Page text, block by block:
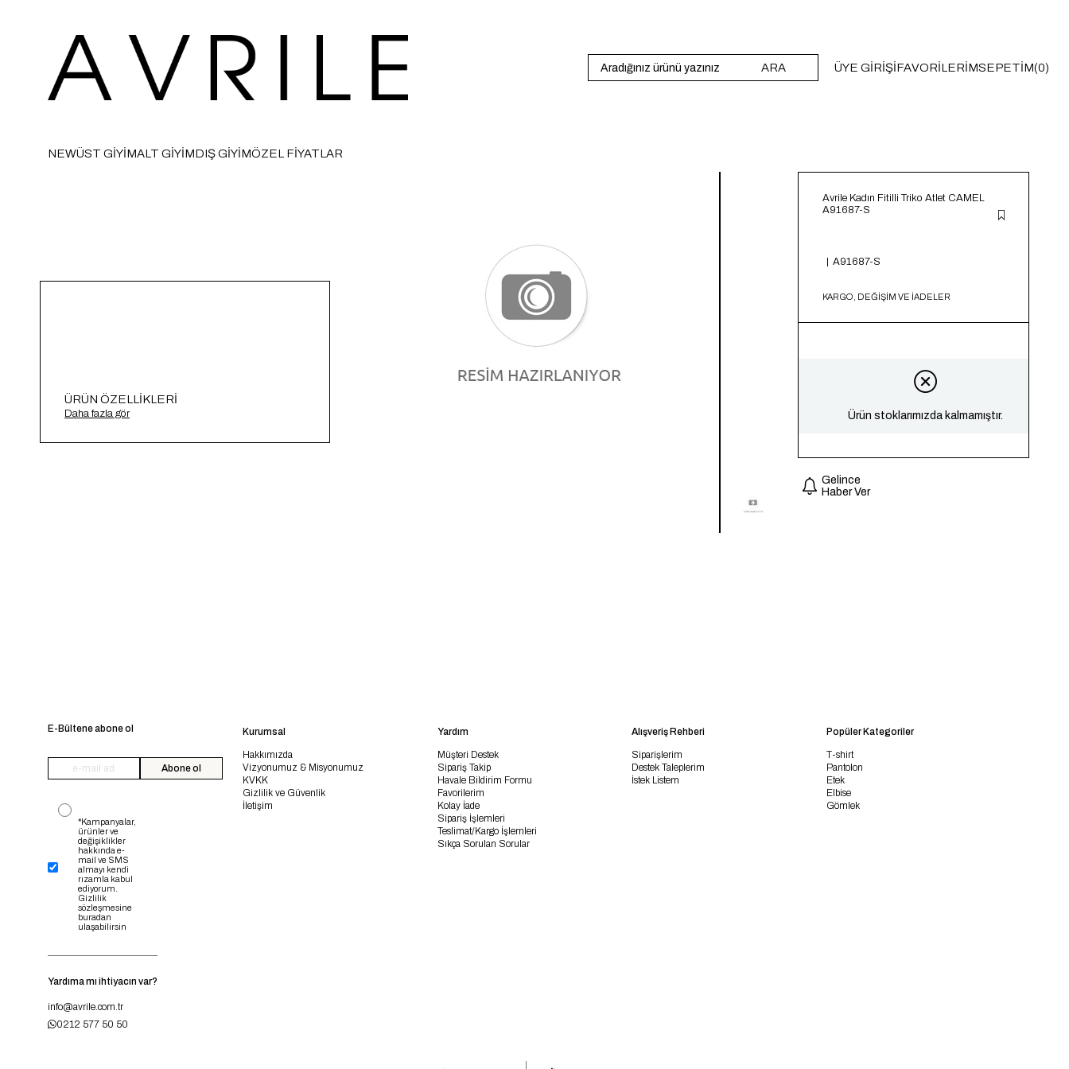
ARA ÜYE GIRIŞIFAVORILERIMSEPETIM 0
NEWÜST GİYİMALT GİYİMDIŞ GİYİMÖZEL FİYATLAR
ÜRÜN ÖZELLIKLERI
Fitilli Triko Atlet A91687-S
Daha fazla gör
Avrile Kadın Fitilli Triko Atlet CAMEL
A91687-S
A91687-S
KARGO, DEĞİŞİM VE İADELER
Ürün stoklarımızda kalmamıştır.
Gelince
Haber Ver
E-Bültene abone ol
Abone ol
*Kampanyalar,
ürünler ve
değişiklikler
hakkında e-
mail ve SMS
almayı kendi
rızamla kabul
ediyorum.
Gizlilik
sözleşmesine
buradan
ulaşabilirsin
Yardıma mı ihtiyacın var?
info@avrile.com.tr
0212 577 50 50
Kurumsal
Hakkımızda
Vizyonumuz & Misyonumuz
KVKK
Gizlilik ve Güvenlik
İletişim
Yardım
Müşteri Destek
Sipariş Takip
Havale Bildirim Formu
Favorilerim
Kolay İade
Sipariş İşlemleri
Teslimat/Kargo İşlemleri
Sıkça Sorulan Sorular
Alışveriş Rehberi
Siparişlerim
Destek Taleplerim
İstek Listem
Popüler Kategoriler
T-shirt
Pantolon
Etek
Elbise
Gömlek